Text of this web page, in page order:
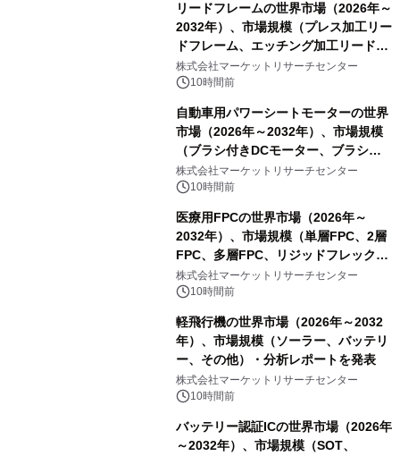
リードフレームの世界市場（2026年～
2032年）、市場規模（プレス加工リー
ドフレーム、エッチング加工リードフ
レーム）・分析レポートを発表
株式会社マーケットリサーチセンター
10時間前
自動車用パワーシートモーターの世界
市場（2026年～2032年）、市場規模
（ブラシ付きDCモーター、ブラシレ
スDCモーター）・分析レポートを発
表
株式会社マーケットリサーチセンター
10時間前
医療用FPCの世界市場（2026年～
2032年）、市場規模（単層FPC、2層
FPC、多層FPC、リジッドフレックス
PCB）・分析レポートを発表
株式会社マーケットリサーチセンター
10時間前
軽飛行機の世界市場（2026年～2032
年）、市場規模（ソーラー、バッテリ
ー、その他）・分析レポートを発表
株式会社マーケットリサーチセンター
10時間前
バッテリー認証ICの世界市場（2026年
～2032年）、市場規模（SOT、